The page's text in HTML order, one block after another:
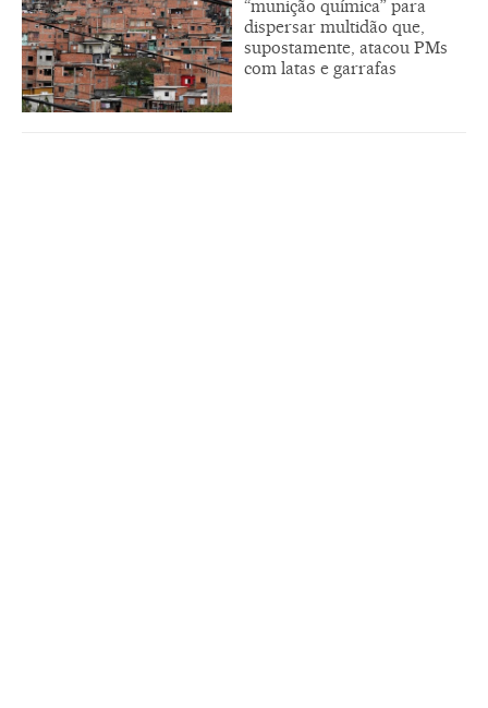
“munição química” para
dispersar multidão que,
supostamente, atacou PMs
com latas e garrafas